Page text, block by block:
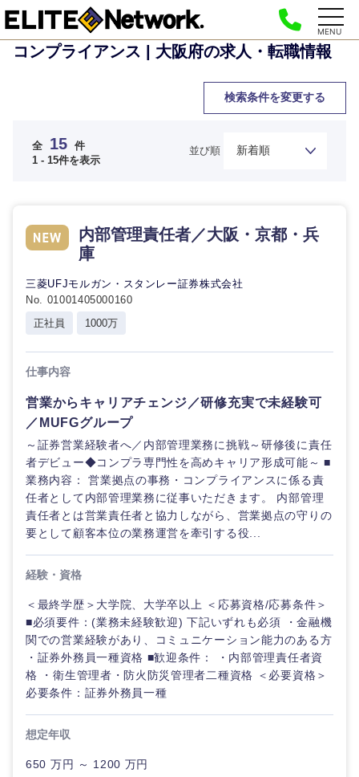
MENU
コンプライアンス | 大阪府の求人・転職情報
検索条件を変更する
ご希望の職種を選択してください
経営企
画・事業
企画
経営ボー
ド
すべての経営企画・事業企
画
ご希望の職種を選択してください
経営企画・事業企画
経営ボード
管理
ご希望の業界を選択してください
商社・卸
自動車・機械・船舶
ご希望の勤務地を選択してください
北海道・東北地方
ご希望条件を入力ください
希望年収
推奨年齢
全 15 件
1 - 15件を表示
並び順
内部管理責任者／大阪・京都・兵
庫
三菱UFJモルガン・スタンレー証券株式会社
No. 01001405000160
正社員
1000万
仕事内容
営業からキャリアチェンジ／研修充実で未経験可
／MUFGグループ
～証券営業経験者へ／内部管理業務に挑戦～研修後に責任
者デビュー◆コンプラ専門性を高めキャリア形成可能～ ■
業務内容： 営業拠点の事務・コンプライアンスに係る責
任者として内部管理業務に従事いただきます。 内部管理
責任者とは営業責任者と協力しながら、営業拠点の守りの
要として顧客本位の業務運営を牽引する役...
経験・資格
＜最終学歴＞大学院、大学卒以上 ＜応募資格/応募条件＞
■必須要件：(業務未経験歓迎) 下記いずれも必須 ・金融機
関での営業経験があり、コミュニケーション能力のある方
・証券外務員一種資格 ■歓迎条件： ・内部管理責任者資
格 ・衛生管理者・防火防災管理者二種資格 ＜必要資格＞
必要条件：証券外務員一種
想定年収
650 万円 ～ 1200 万円